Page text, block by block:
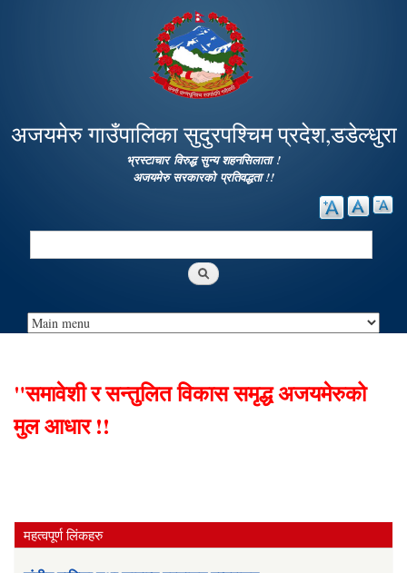
main
content
अजयमेरु गाउँपालिका सुदुरपश्चिम प्रदेश,डडेल्धुरा
भ्रस्टाचार विरुद्ध सुन्य शहनसिलाता !
अजयमेरु सरकारको प्रतिवद्धता !!
Search
"समावेशी र सन्तुलित विकास समृद्ध अजयमेरुको
मुल आधार !!
महत्वपूर्ण लिंकहरु